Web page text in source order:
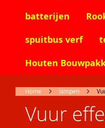
batterijen
spuitbus verf
Houten
Home lampen
Vuur